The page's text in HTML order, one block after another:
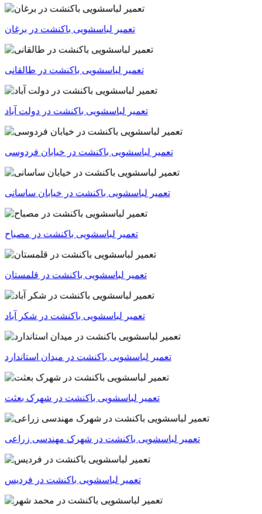
تعمیر لباسشویی باکنشت در برغان
تعمیر لباسشویی باکنشت در طالقانی
تعمیر لباسشویی باکنشت در خیابان فردوسی
تعمیر لباسشویی باکنشت در خیابان ساسانی
تعمیر لباسشویی باکنشت در مصباح
تعمیر لباسشویی باکنشت در قلمستان
تعمیر لباسشویی باکنشت در شکر آباد
تعمیر لباسشویی باکنشت در میدان استاندارد
تعمیر لباسشویی باکنشت در شهرک بعثت
تعمیر لباسشویی باکنشت در شهرک مهندسی زراعی
تعمیر لباسشویی باکنشت در فردیس